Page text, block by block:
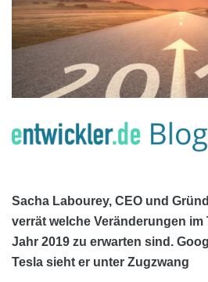
Sacha Labourey, CEO und
verrät welche Veränderungen im
Jahr 2019 zu erwarten sind.
Tesla sieht er unter Zugzwang